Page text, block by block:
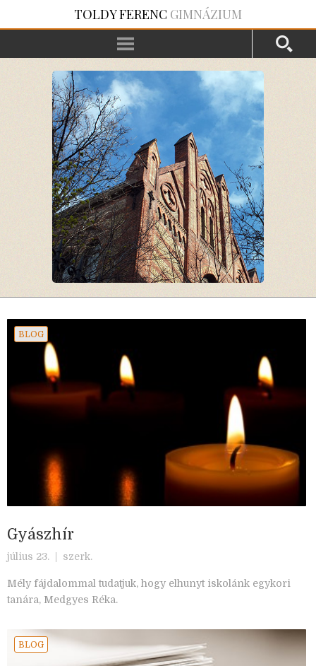
TOLDY FERENC GIMNÁZIUM
BLOG
Gyászhír
július 23. | szerk.
Mély fájdalommal tudatjuk, hogy elhunyt iskolánk egykori
tanára, Medgyes Réka.
BLOG